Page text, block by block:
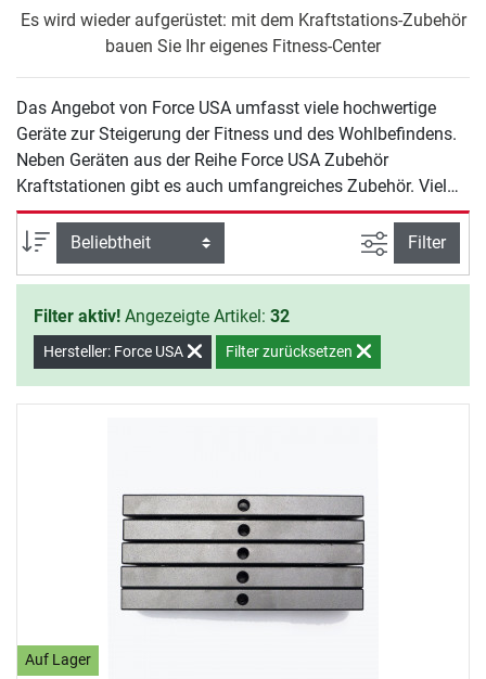
Es wird wieder aufgerüstet: mit dem Kraftstations-Zubehör
bauen Sie Ihr eigenes Fitness-Center
Das Angebot von Force USA umfasst viele hochwertige
Geräte zur Steigerung der Fitness und des Wohlbefindens.
Neben Geräten aus der Reihe Force USA Zubehör
Kraftstationen gibt es auch umfangreiches Zubehör. Viel
Spaß beim Training mit Force USA.
Sortierung
Ansicht
Filter
Filter aktiv! Angezeigte Artikel: 32
Hersteller: Force USA Filter zurücksetzen
Auf Lager